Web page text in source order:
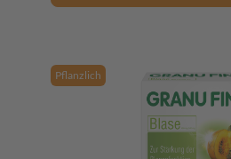
Pflanzlich